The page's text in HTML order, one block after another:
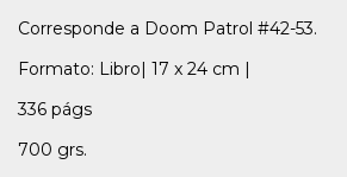
Corresponde a Doom Patrol #42-53.
Formato: Libro| 17 x 24 cm |
336 págs
700 grs.